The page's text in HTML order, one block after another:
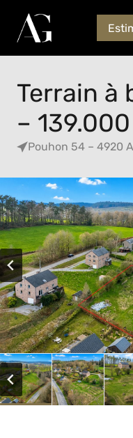
Terrain à
–
Pouhon 54 – 4920